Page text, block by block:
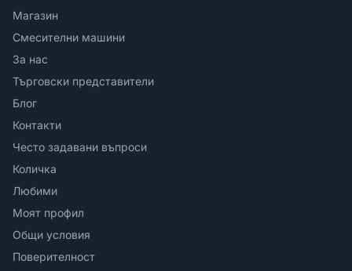
Магазин
Смесителни машини
За нас
Търговски представители
Блог
Контакти
Често задавани въпроси
Количка
Любими
Моят профил
Общи условия
Поверителност